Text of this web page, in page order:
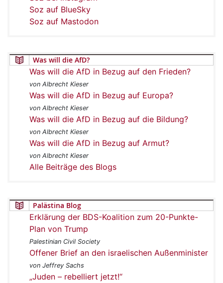
Soz auf BlueSky
Soz auf Mastodon
Was will die AfD?
Was will die AfD in Bezug auf den Frieden?
von Albrecht Kieser
Was will die AfD in Bezug auf Europa?
von Albrecht Kieser
Was will die AfD in Bezug auf die Bildung?
von Albrecht Kieser
Was will die AfD in Bezug auf Armut?
von Albrecht Kieser
Alle Beiträge des Blogs
Palästina Blog
Erklärung der BDS-Koalition zum 20-Punkte-
Plan von Trump
Palestinian Civil Society
Offener Brief an den israelischen Außenminister
von Jeffrey Sachs
„Juden – rebelliert jetzt!“